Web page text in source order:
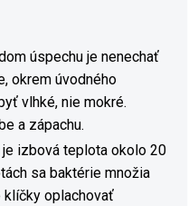
úspechu je nenechať
okrem úvodného
vlhké, nie mokré.
a zápachu.
je izbová teplota okolo 20
sa baktérie množia
klíčky oplachovať